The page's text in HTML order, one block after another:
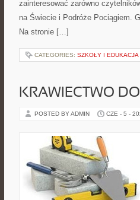
zainteresować zarówno
na Świecie i Podróże Pociągiem.
Na stronie […]
CATEGORIES: SZKOŁY I EDUKACJA
KRAWIECTWO
POSTED BY ADMIN CZE - 5 -